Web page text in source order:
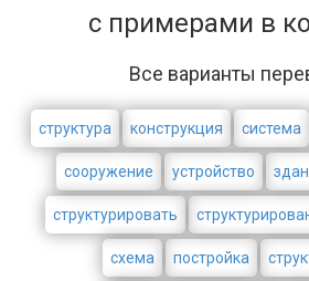
с примерами в
Все варианты
структура конструкция система
сооружение устройство
структурировать
схема постройка